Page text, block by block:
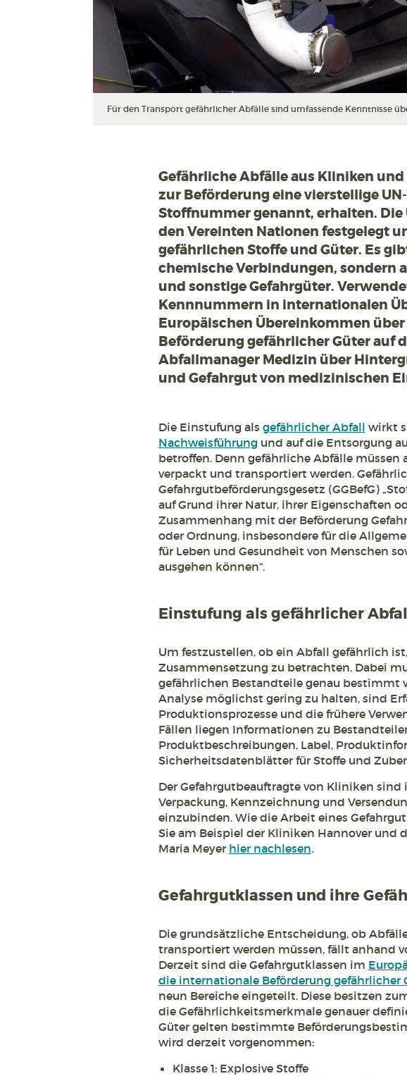
Für den Transport gefährlicher Abfälle sind umfassende Kenntnisse
Gefährliche Abfälle aus Kliniken
zur Beförderung eine vierstellige
Stoffnummer genannt, erhalten.
den Vereinten Nationen festgelegt
gefährlichen Stoffe und Güter. Es
chemische Verbindungen, sondern
und sonstige Gefahrgüter.
Kennnummern in internationalen
Europäischen Übereinkommen
Beförderung gefährlicher Güter auf
Abfallmanager Medizin über
und Gefahrgut von medizinischen
Die Einstufung als gefährlicher Abfall wirkt
Nachweisführung und auf die Entsorgung
betroffen. Denn gefährliche Abfälle müssen
verpackt und transportiert werden.
Gefahrgutbeförderungsgesetz (GGBefG)
auf Grund ihrer Natur, ihrer Eigenschaften
Zusammenhang mit der Beförderung
oder Ordnung, insbesondere für die
für Leben und Gesundheit von Menschen
ausgehen können“.
Einstufung als gefährlicher
Um festzustellen, ob ein Abfall gefährlich
Zusammensetzung zu betrachten. Dabei
gefährlichen Bestandteile genau bestimmt
Analyse möglichst gering zu halten, sind
Produktionsprozesse und die frühere
Fällen liegen Informationen zu
Produktbeschreibungen, Label,
Sicherheitsdatenblätter für Stoffe und
Der Gefahrgutbeauftragte von Kliniken sind
Verpackung, Kennzeichnung und
einzubinden. Wie die Arbeit eines
Sie am Beispiel der Kliniken Hannover und
Maria Meyer hier nachlesen.
Gefahrgutklassen und ihre
Die grundsätzliche Entscheidung, ob
transportiert werden müssen, fällt anhand
Derzeit sind die Gefahrgutklassen im
die internationale Beförderung gefährlicher
neun Bereiche eingeteilt. Diese besitzen
die Gefährlichkeitsmerkmale genauer
Güter gelten bestimmte
wird derzeit vorgenommen:
Klasse 1: Explosive Stoffe